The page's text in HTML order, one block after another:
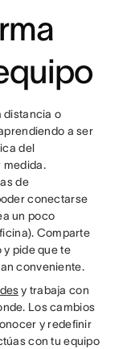
distancia o
a ser
del
medida.
de
conectarse
un poco
Comparte
y pide que te
conveniente.
y trabaja con
Los cambios
y redefinir
con tu equipo